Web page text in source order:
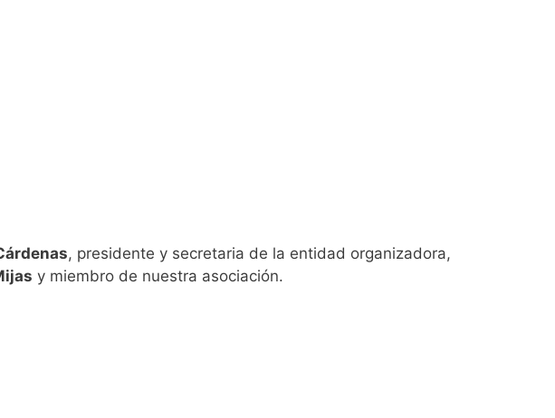
, presidente y secretaria de la entidad organizadora,
y miembro de nuestra asociación.